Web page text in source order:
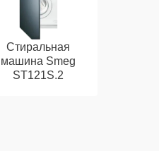
Стиральная
машина Smeg
ST121S.2